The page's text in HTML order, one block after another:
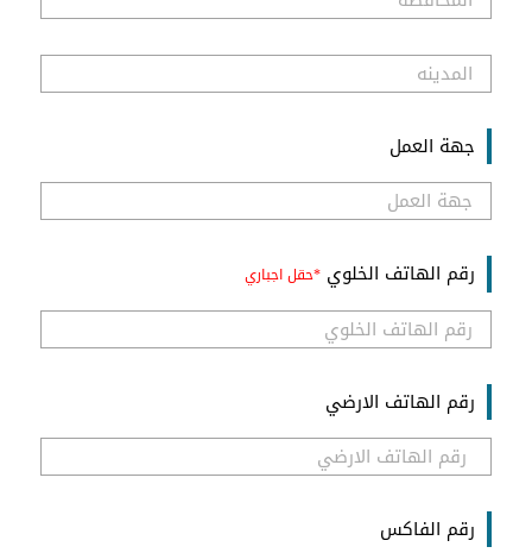
جهة العمل
رقم الهاتف الخلوي
رقم الهاتف الارضي
رقم الفاكس